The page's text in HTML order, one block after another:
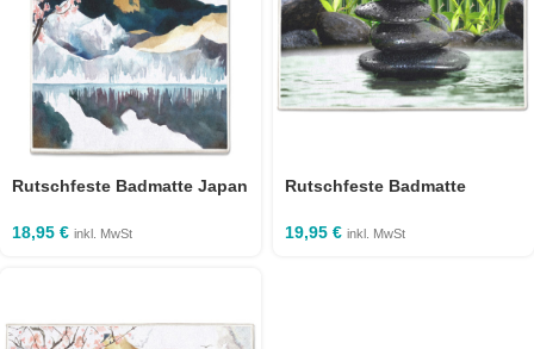
Rutschfeste Badmatte Japan
18,95 € inkl. MwSt
Rutschfeste Badmatte
19,95 € inkl. MwSt